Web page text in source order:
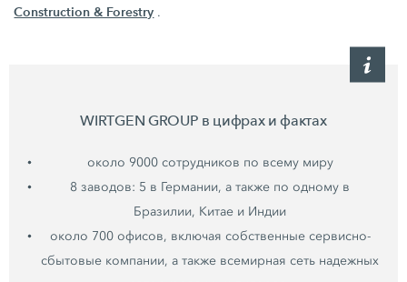
Construction & Forestry .
WIRTGEN GROUP в цифрах и фактах
около 9000 сотрудников по всему миру
8 заводов: 5 в Германии, а также по одному в
Бразилии, Китае и Индии
около 700 офисов, включая собственные сервисно-
сбытовые компании, а также всемирная сеть надежных